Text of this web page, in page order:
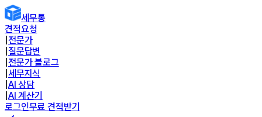
세무통
견적요청
전문가
질문답변
전문가 블로그
세무지식
AI 상담
AI 계산기
로그인무료 견적받기